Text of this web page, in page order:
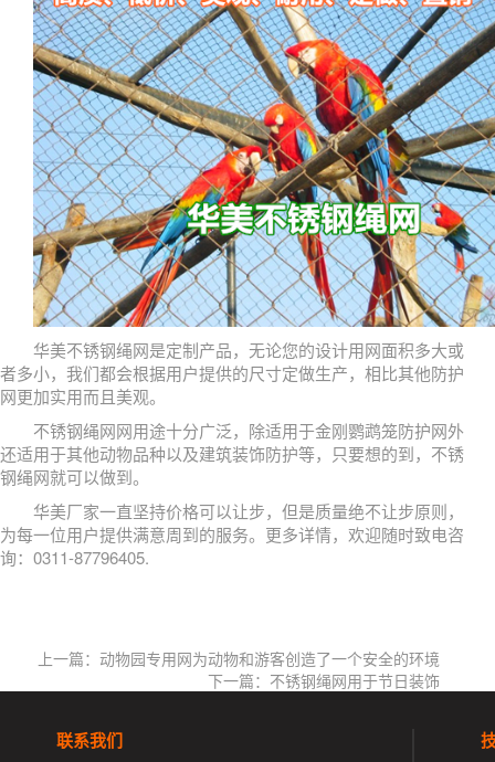
华美不锈钢绳网是定制产品，无论您的设计用网面积多大或
者多小，我们都会根据用户提供的尺寸定做生产，相比其他防护
网更加实用而且美观。
不锈钢绳网网用途十分广泛，除适用于金刚鹦鹉笼防护网外
还适用于其他动物品种以及建筑装饰防护等，只要想的到，不锈
钢绳网就可以做到。
华美厂家一直坚持价格可以让步，但是质量绝不让步原则，
为每一位用户提供满意周到的服务。更多详情，欢迎随时致电咨
询：0311-87796405.
上一篇：动物园专用网为动物和游客创造了一个安全的环境
下一篇：不锈钢绳网用于节日装饰
联系我们